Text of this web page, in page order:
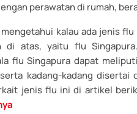
perawatan di rumah,
kalau ada jenis
di atas, yaitu flu
flu Singapura dapat
kadang-kadang
jenis flu ini di artikel